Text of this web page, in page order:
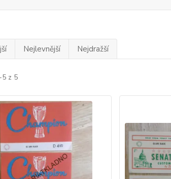
Nejlevnější Nejdražší
5 z 5